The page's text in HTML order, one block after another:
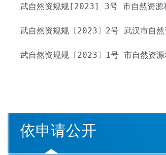
武自然资规规[2023] 3号 市自然资
武自然资规规〔2023〕2号 武
武自然资规规〔2023〕1号 市自然
依申请公开